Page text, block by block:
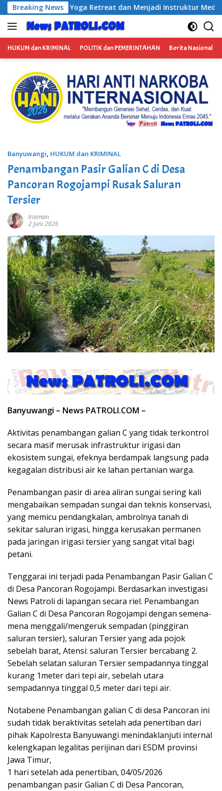
Langsung
ke
konten
Breaking News
Retreat dan Menjadi Instruktur Meditasi
HUKUM dan KRIMINAL POLITIK dan PEMERINTAHAN Berita Nasional
Banyuwangi, HUKUM dan KRIMINAL
Penambangan Pasir Galian C di Desa
Pancoran Rogojampi Rusak Saluran
Tersier
Iriaman
2 Juni 2026
Banyuwangi – News PATROLI.COM –
Aktivitas penambangan galian C yang tidak terkontrol
secara masif merusak infrastruktur irigasi dan
ekosistem sungai, efeknya berdampak langsung pada
kegagalan distribusi air ke lahan pertanian warga.
Penambangan pasir di area aliran sungai sering kali
mengabaikan sempadan sungai dan teknis konservasi,
yang memicu pendangkalan, ambrolnya tanah di
sekitar saluran irigasi, hingga kerusakan permanen
pada jaringan irigasi tersier yang sangat vital bagi
petani.
Tenggarai ini terjadi pada Penambangan Pasir Galian C
di Desa Pancoran Rogojampi. Berdasarkan investigasi
News Patroli di lapangan secara riel. Penambangan
Galian C di Desa Pancoran Rogojampi dengan semena-
mena menggali/mengeruk sempadan (pinggiran
saluran tersier), saluran Tersier yang ada pojok
sebelah barat, Atensi: saluran Tersier bercabang 2.
Sebelah selatan saluran Tersier sempadannya tinggal
kurang 1meter dari tepi air, sebelah utara
sempadannya tinggal 0,5 meter dari tepi air.
Notabene Penambangan galian C di desa Pancoran ini
sudah tidak beraktivitas setelah ada penertiban dari
pihak Kapolresta Banyuwangi menindaklanjuti internal
kelengkapan legalitas perijinan dari ESDM provinsi
Jawa Timur,
1 hari setelah ada penertiban, 04/05/2026
penambangan pasir Galian C di Desa Pancoran,